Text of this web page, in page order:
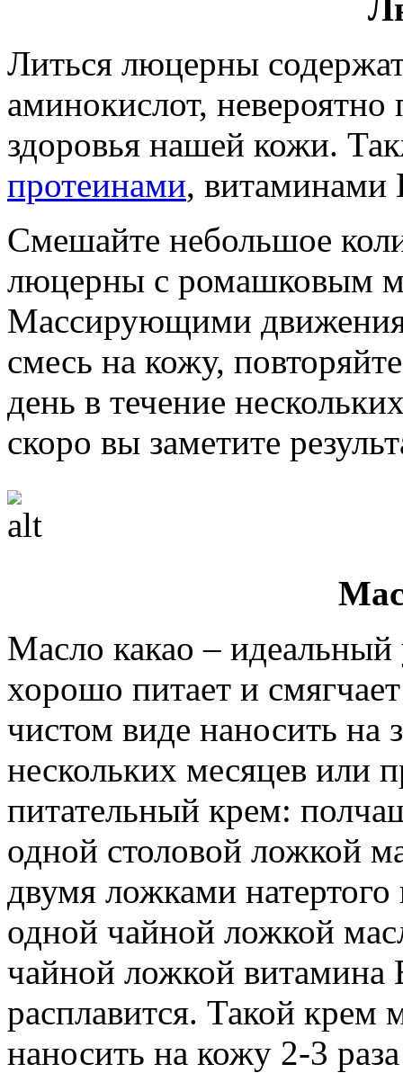
Литься люцерны
аминокислот,
здоровья нашей кожи.
протеинами, витаминами
Смешайте небольшое
люцерны с ромашковым
Массирующими
смесь на кожу,
день в течение
скоро вы заметите
Масло какао –
хорошо питает и
чистом виде наносить на
нескольких месяцев или
питательный крем:
одной столовой ложкой
двумя ложками натертого
одной чайной ложкой
чайной ложкой витамина
расплавится. Такой крем
наносить на кожу 2-3